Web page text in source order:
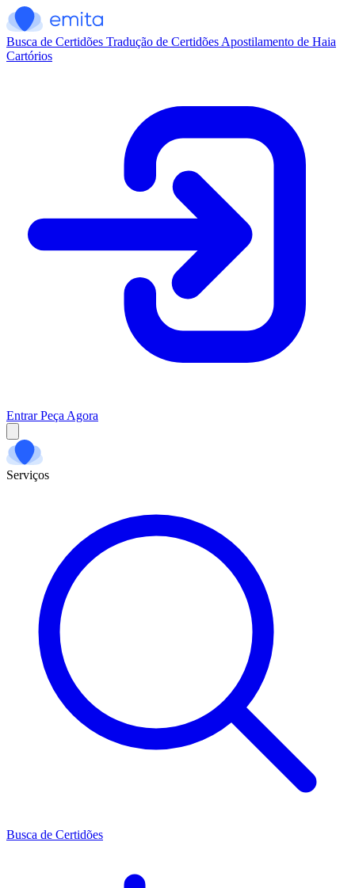
Busca de Certidões Tradução de Certidões Apostilamento de Haia
Cartórios
Entrar Peça Agora
Serviços
Busca de Certidões